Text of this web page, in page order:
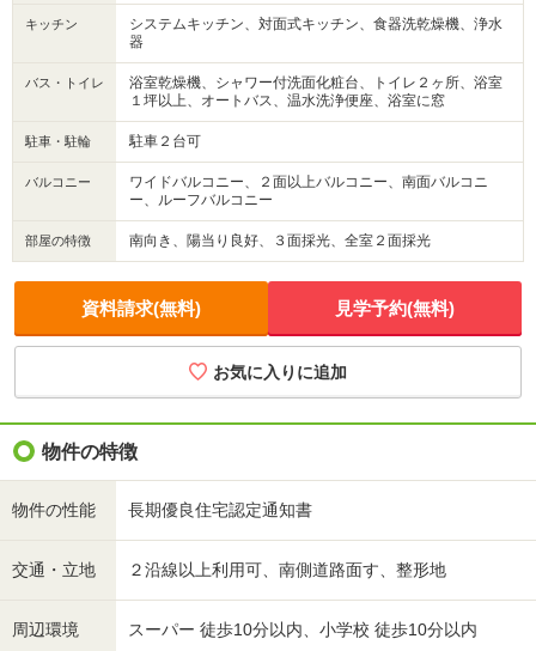
キッチン
システムキッチン、対面式キッチン、食器洗乾燥機、浄水
器
バス・トイレ
浴室乾燥機、シャワー付洗面化粧台、トイレ２ヶ所、浴室
１坪以上、オートバス、温水洗浄便座、浴室に窓
駐車・駐輪 駐車２台可
バルコニー
ワイドバルコニー、２面以上バルコニー、南面バルコニ
ー、ルーフバルコニー
部屋の特徴 南向き、陽当り良好、３面採光、全室２面採光
資料請求(無料) 見学予約(無料)
お気に入りに追加
物件の特徴
物件の性能 長期優良住宅認定通知書
交通・立地 ２沿線以上利用可、南側道路面す、整形地
周辺環境 スーパー 徒歩10分以内、小学校 徒歩10分以内